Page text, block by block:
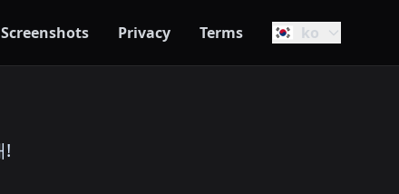
Screenshots Privacy Terms ko
!